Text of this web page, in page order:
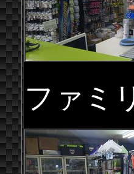
ファミ